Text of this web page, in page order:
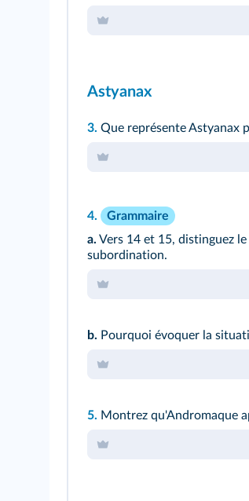
Astyanax
3. Que représente Astyanax
4.
Grammaire
a. Vers 14 et 15, distinguez
subordination.
b. Pourquoi évoquer la
5. Montrez qu'Andromaque